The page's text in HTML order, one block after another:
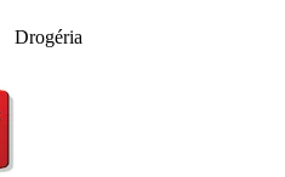
Drogéria